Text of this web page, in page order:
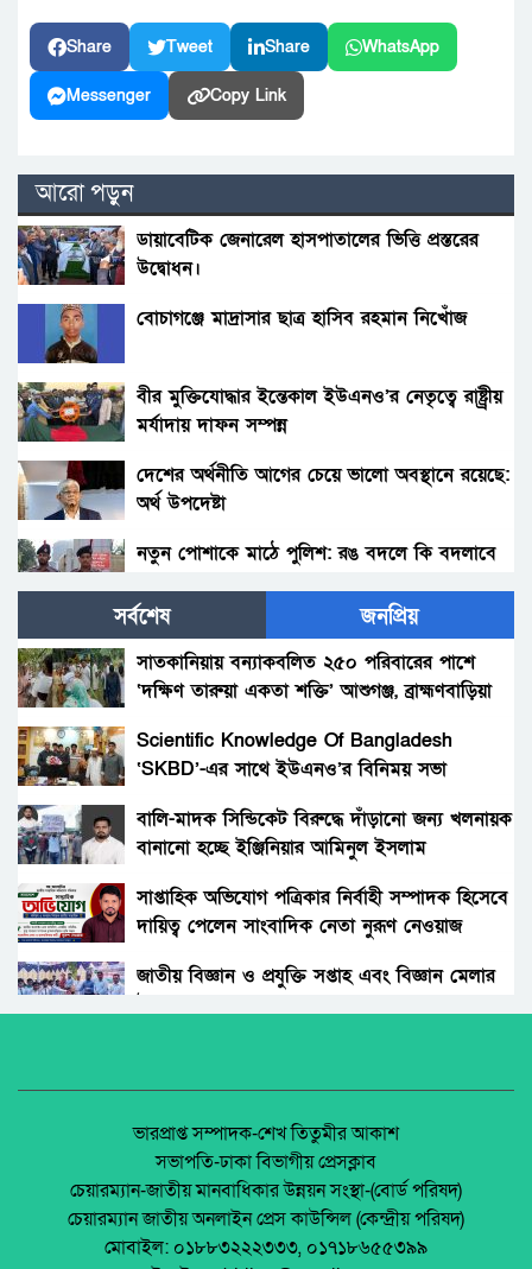
Share Tweet Share WhatsApp
Messenger Copy Link
আরো পড়ুন
ডায়াবেটিক জেনারেল হাসপাতালের ভিত্তি প্রস্তরের
উদ্বোধন।
বোচাগঞ্জে মাদ্রাসার ছাত্র হাসিব রহমান নিখোঁজ
বীর মুক্তিযোদ্ধার ইন্তেকাল ইউএনও’র নেতৃত্বে রাষ্ট্র্রীয়
মর্যাদায় দাফন সম্পন্ন
দেশের অর্থনীতি আগের চেয়ে ভালো অবস্থানে রয়েছে:
অর্থ উপদেষ্টা
নতুন পোশাকে মাঠে পুলিশ: রঙ বদলে কি বদলাবে
হাকিমপুরসহ ৪ উপজেলায় বিএনপির এমপি প্রার্থী ডাঃ
জাহিদের ব্যাবস্থাপনায় ফ্রী মেডিকেল ক্যাম্প ও ঔষধ
বিতরণ।
গ্রহন।
দোরগোড়ায় এক নতুন অধ্যায়ের সূচনা।
বিচারকের স্ত্রীকে কুপিয়ে জখম, ছেলেকে হত্যা করল
পরিচিত যুবক।
আওয়ামী’লীগের অবরোধের বিরুদ্ধে কঠোর অবস্থান
ছিলো জামায়াত ইসলামীর।
অনুষ্ঠিত হয়ে গেলো ইসলামি ফাউন্ডেশন কর্তৃক
আয়োজিত উপজেলা পর্যায় জাতীয় শিশু-কিশোর
ইসলামি সাংস্কৃতিক প্রতিযোগিতা
পলাশবাড়ী এসএম পাইলট সরকারি উচ্চ বিদ্যালয়ের
সর্বশেষ জনপ্রিয়
সাতকানিয়ায় বন্যাকবলিত ২৫০ পরিবারের পাশে
‘দক্ষিণ তারুয়া একতা শক্তি’ আশুগঞ্জ, ব্রাহ্মণবাড়িয়া
Scientific Knowledge Of Bangladesh
‘SKBD’-এর সাথে ইউএনও’র বিনিময় সভা
বালি-মাদক সিন্ডিকেট বিরুদ্ধে দাঁড়ানো জন্য খলনায়ক
বানানো হচ্ছে ইঞ্জিনিয়ার আমিনুল ইসলাম
সাপ্তাহিক অভিযোগ পত্রিকার নির্বাহী সম্পাদক হিসেবে
দায়িত্ব পেলেন সাংবাদিক নেতা নুরূণ নেওয়াজ
জাতীয় বিজ্ঞান ও প্রযুক্তি সপ্তাহ এবং বিজ্ঞান মেলার
জেলা আইন-শৃৃঙ্খলা কমিটির মাসিক সভা অনুষ্ঠিত।
পলাশবাড়ীতে এমইপি গ্রুপের মতবিনিময় সভা
অনুষ্ঠিত।
ভারপ্রাপ্ত সম্পাদক-শেখ তিতুমীর আকাশ
সভাপতি-ঢাকা বিভাগীয় প্রেসক্লাব
চেয়ারম্যান-জাতীয় মানবাধিকার উন্নয়ন সংস্থা-(বোর্ড পরিষদ)
চেয়ারম্যান জাতীয় অনলাইন প্রেস কাউন্সিল (কেন্দ্রীয় পরিষদ)
মোবাইল: ০১৮৮৩২২২৩৩৩, ০১৭১৮৬৫৫৩৯৯